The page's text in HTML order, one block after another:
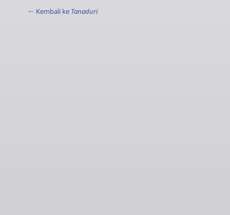
← Kembali ke Tanaduri